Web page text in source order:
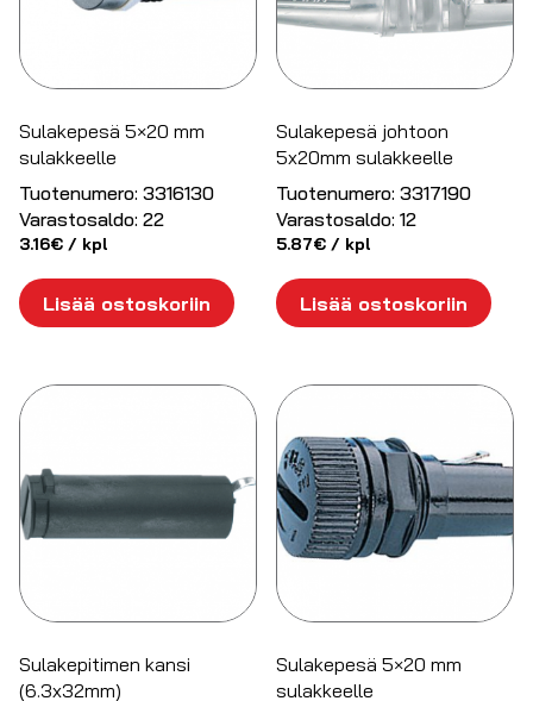
Sulakepesä 5×20 mm
sulakkeelle
Tuotenumero: 3316130
Varastosaldo: 22
3.16€ / kpl
Lisää ostoskoriin
Sulakepesä johtoon
5x20mm sulakkeelle
Tuotenumero: 3317190
Varastosaldo: 12
5.87€ / kpl
Lisää ostoskoriin
Sulakepitimen kansi
(6.3x32mm)
Sulakepesä 5×20 mm
sulakkeelle